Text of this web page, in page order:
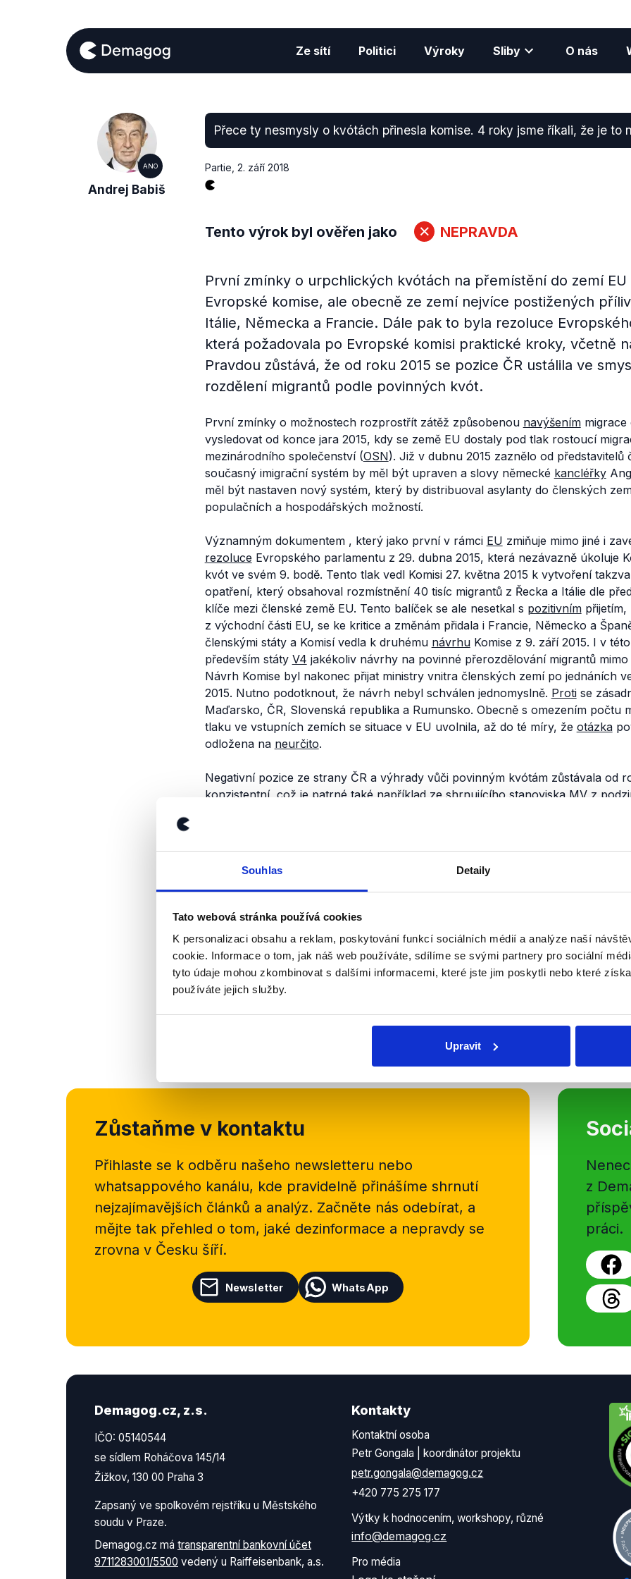
Souhlas Detaily
Tato webová stránka používá cookies
K personalizaci obsahu a reklam, poskytování funkcí sociálních médií a analýze naší
cookie. Informace o tom, jak náš web používáte, sdílíme se svými partnery pro sociální
tyto údaje mohou zkombinovat s dalšími informacemi, které jste jim poskytli nebo které
používáte jejich služby.
Upravit
Ze sítí Politici Výroky Sliby O nás
ANO
Andrej Babiš
Přece ty nesmysly o kvótách přinesla komise. 4 roky jsme říkali, že je to
Partie 2. září 2018
Tento výrok byl ověřen jako NEPRAVDA
První zmínky o urpchlických kvótách na přemístění do zemí
Evropské komise, ale obecně ze zemí nejvíce postižených
Itálie, Německa a Francie. Dále pak to byla rezoluce
která požadovala po Evropské komisi praktické kroky, včetně
Pravdou zůstává, že od roku 2015 se pozice ČR ustálila ve
rozdělení migrantů podle povinných kvót.
První zmínky o možnostech rozprostřít zátěž způsobenou navýšenímmigrace
vysledovat od konce jara 2015, kdy se země EU dostaly pod tlak rostoucí
mezinárodního společenství (OSN). Již v dubnu 2015 zaznělo od představitelů
současný imigrační systém by měl být upraven a slovy německé kancléřky
měl být nastaven nový systém, který by distribuoval asylanty do členských
populačních a hospodářských možností.
Významným dokumentem , který jako první v rámci EU zmiňuje mimo jiné i
rezoluce Evropského parlamentu z 29. dubna 2015, která nezávazně úkoluje
kvót ve svém 9. bodě. Tento tlak vedl Komisi 27. května 2015 k vytvoření
opatření, který obsahoval rozmístnění 40 tisíc migrantů z Řecka a Itálie dle
klíče mezi členské země EU. Tento balíček se ale nesetkal s pozitivnímpřijetím,
z východní části EU, se ke kritice a změnám přidala i Francie, Německo a
členskými státy a Komisí vedla k druhému návrhuKomise z 9. září 2015. I v
především státy V4 jakékoliv návrhy na povinné přerozdělování migrantů
Návrh Komise byl nakonec přijat ministry vnitra členských zemí po jednáních
2015. Nutno podotknout, že návrh nebyl schválen jednomyslně. Protise
Maďarsko, ČR, Slovenská republika a Rumunsko. Obecně s omezením počtu
tlaku ve vstupních zemích se situace v EU uvolnila, až do té míry, že otázka
odložena na neurčito.
Negativní pozice ze strany ČR a výhrady vůči povinným kvótám zůstávala od
konzistentní, což je patrné také například ze shrnujícího stanoviska MVz
Výrok jsme zmínili
13. září 2018
Andrej Babiš se rozpovídal o
evropskými politiky. Neopomněl
Číst dál
Zůstaňme v kontaktu
Přihlaste se k odběru našeho newsletteru nebo
whatsappového kanálu, kde pravidelně přinášíme shrnutí
nejzajímavějších článků a analýz. Začněte nás odebírat, a
mějte tak přehled o tom, jaké dezinformace a nepravdy se
zrovna v Česku šíří.
Newsletter WhatsApp
z
práci.
Demagog.cz, z.s.
IČO: 05140544
se sídlem Roháčova 145/14
Žižkov, 130 00 Praha 3
Zapsaný ve spolkovém rejstříku u Městského
soudu v Praze.
Demagog.cz má transparentní bankovní účet
9711283001/5500 vedený u Raiffeisenbank, a.s.
Kontakty
Kontaktní osoba
Petr Gongala | koordinátor projektu
petr.gongala@demagog.cz
+420 775 275 177
Výtky k hodnocením, workshopy, různé
info@demagog.cz
Pro média